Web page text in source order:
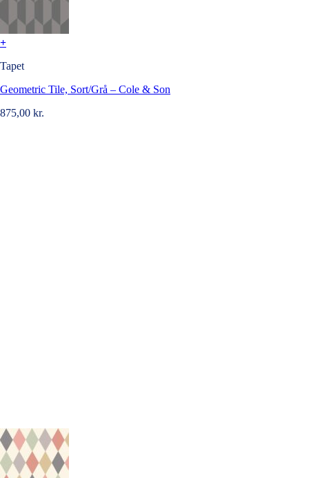
+
Tapet
Geometric Tile, Sort/Grå – Cole & Son
875,00 kr.